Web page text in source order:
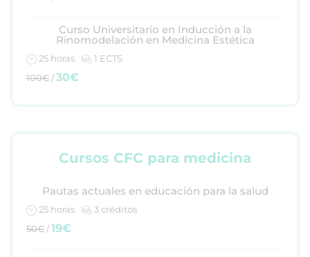
Curso Universitario en Inducción a la
Rinomodelación en Medicina Estética
25 horas
1 ECTS
100€/30€
Cursos CFC para medicina
Pautas actuales en educación para la salud
25 horas
3 créditos
50€/19€